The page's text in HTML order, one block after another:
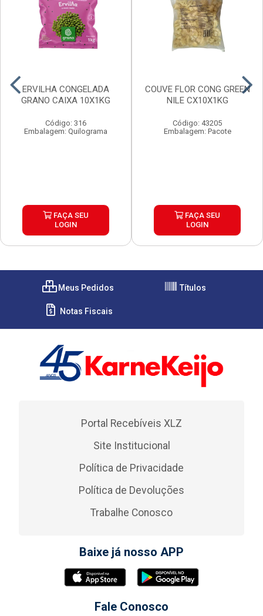
ERVILHA CONGELADA
GRANO CAIXA 10X1KG
Código: 316
Embalagem: Quilograma
FAÇA SEU
LOGIN
COUVE FLOR CONG GREEN
NILE CX10X1KG
Código: 43205
Embalagem: Pacote
FAÇA SEU
LOGIN
Meus Pedidos Títulos
Notas Fiscais
Portal Recebíveis XLZ
Site Institucional
Política de Privacidade
Política de Devoluções
Trabalhe Conosco
Baixe já nosso APP
Fale Conosco